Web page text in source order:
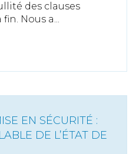
des clauses
Nous a...
EN SÉCURITÉ :
DE L’ÉTAT DE